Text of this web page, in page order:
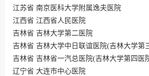
江苏省 南京医科大学附属逸夫医院
江西省 江西省人民医院
吉林省 吉林大学第二医院
吉林省 吉林大学中日联谊医院(吉林大学第
吉林省 吉林省一汽总医院(吉林大学第四医
辽宁省 大连市中心医院